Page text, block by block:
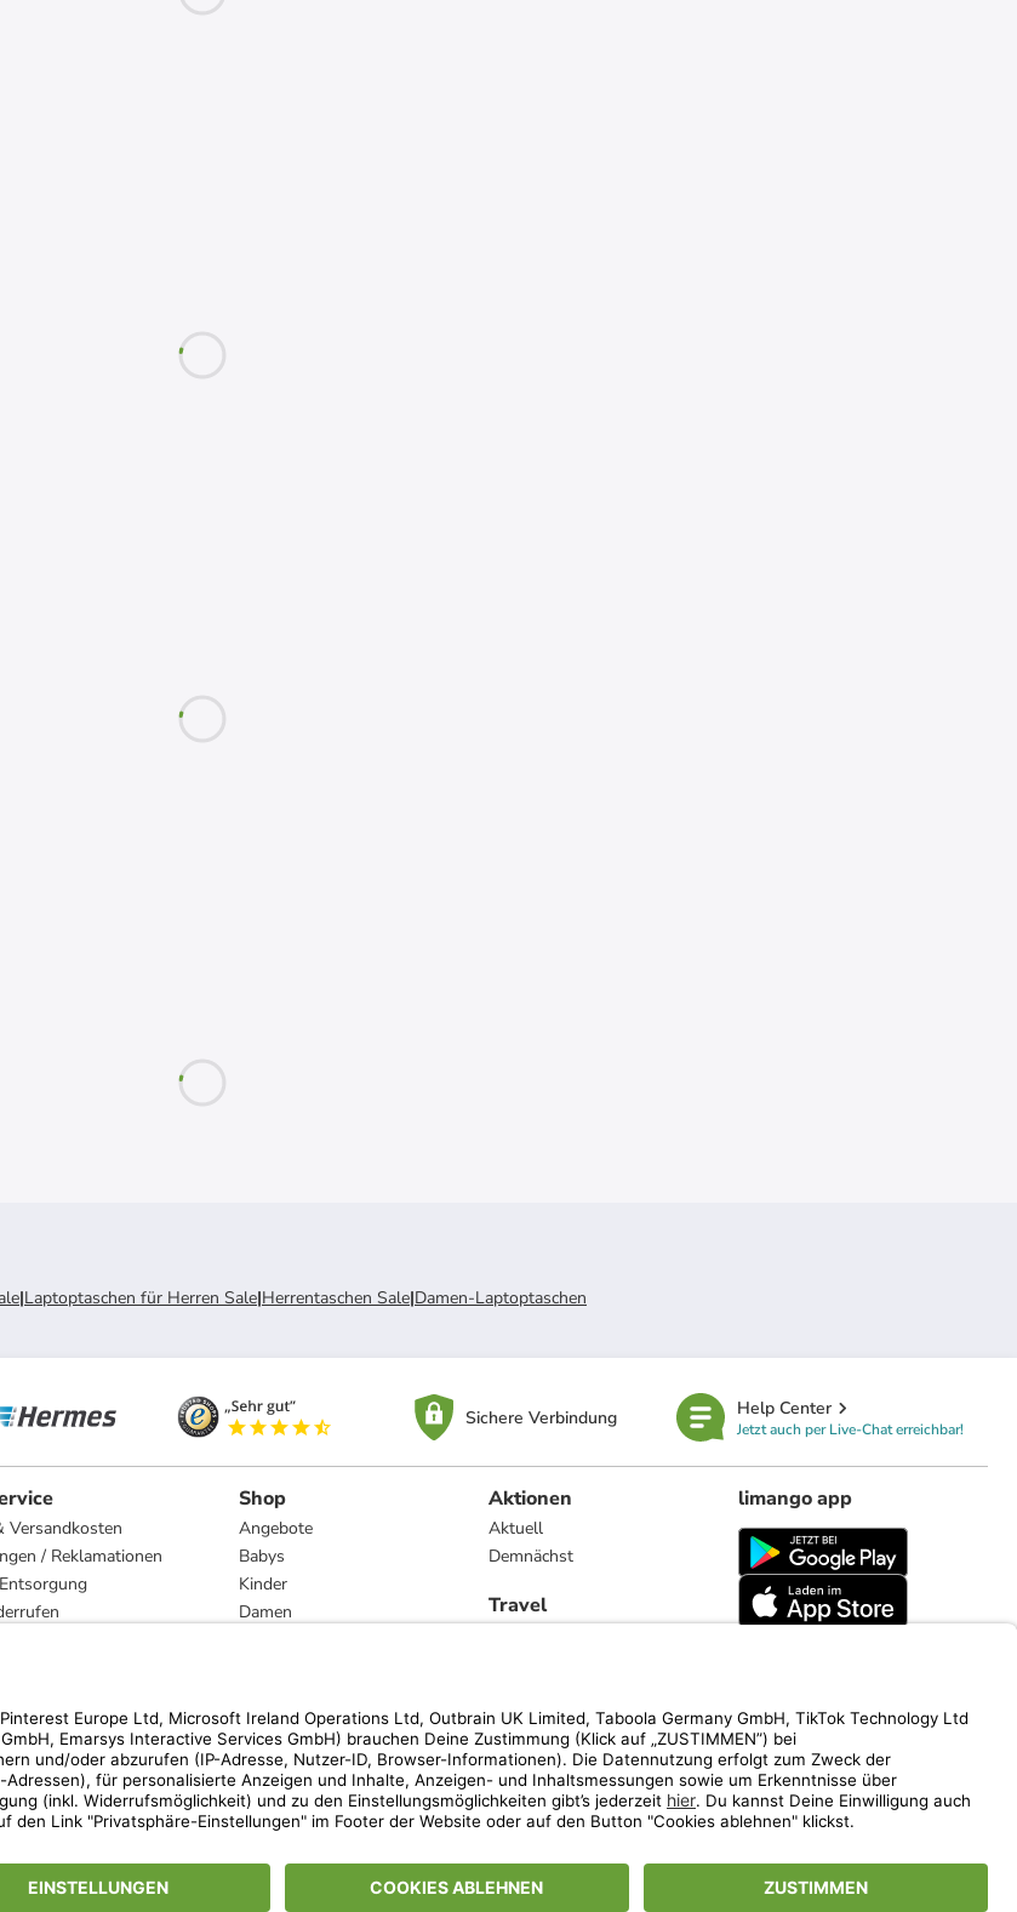
|Laptoptaschen für Herren Sale|Herrentaschen Sale|Damen-Laptoptaschen
Sichere Verbindung Help Center
Jetzt auch per Live-Chat erreichbar!
Versandkosten
/ Reklamationen
Shop
Angebote
Babys
Kinder
Damen
Marken
Aktionen
Aktuell
Demnächst
Travel
limango app
limango.nl limango.pl
Preisempfehlung des Herstellers. Prozentangaben beziehen sich auf den Streichpreis.
unserer Freunde-werben-Freunde-Aktionen findest Du unterwww.limango.de/einladen